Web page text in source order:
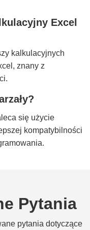
Excel
kalkulacyjnych
znany z
się użycie
kompatybilności
Pytania
pytania dotyczące